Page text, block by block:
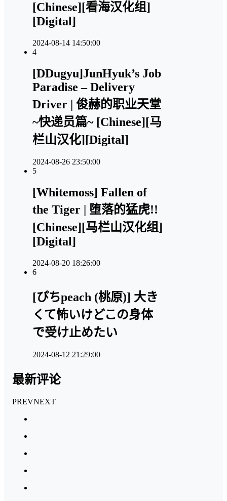
[Chinese][看海汉化组]
[Digital]
2024-08-14 14:50:00
4
[DDugyu]JunHyuk’s Job
Paradise – Delivery
Driver | 俊赫的职业天堂
~快递员篇~ [Chinese][马
栏山汉化][Digital]
2024-08-26 23:50:00
5
[Whitemoss] Fallen of
the Tiger | 堕落的猛虎!!
[Chinese][马栏山汉化组]
[Digital]
2024-08-20 18:26:00
6
[ぴちpeach (桃原)] 大き
くて怖いけどこの身体
で受け止めたい
2024-08-12 21:29:00
最新评论
PREVNEXT